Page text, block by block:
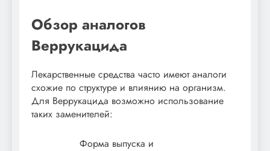
Обзор аналогов
Веррукацида
Лекарственные средства часто имеют аналоги
схожие по структуре и влиянию на организм.
Для Веррукацида возможно использование
таких заменителей:
Форма выпуска и